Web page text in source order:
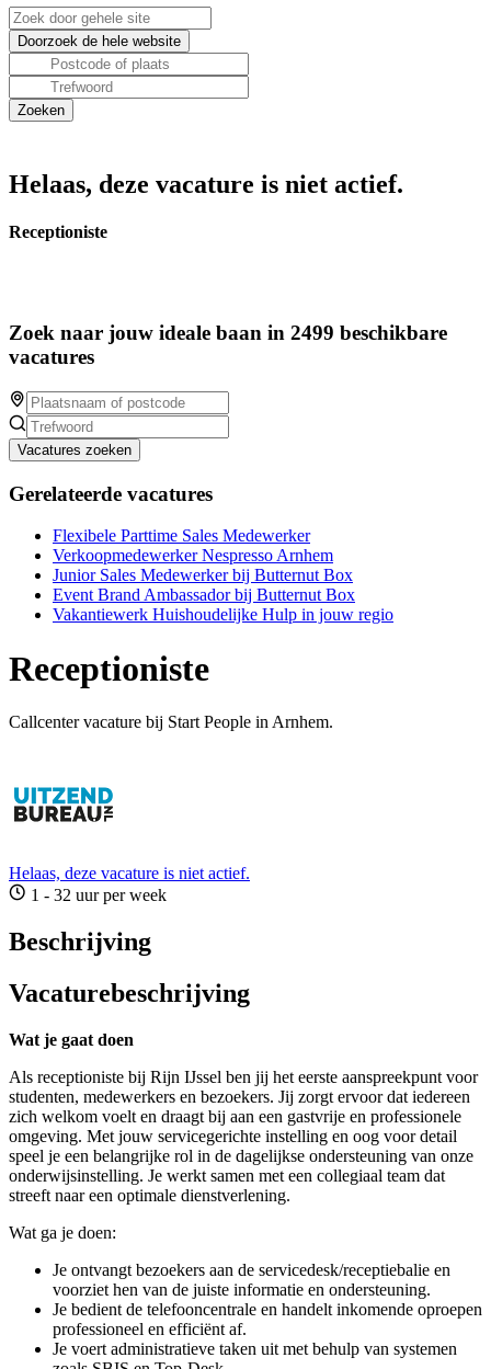
Helaas, deze vacature is niet actief.
Receptioniste
Zoek naar jouw ideale baan in 2499 beschikbare
vacatures
Vacatures zoeken
Gerelateerde vacatures
Flexibele Parttime Sales Medewerker
Verkoopmedewerker Nespresso Arnhem
Junior Sales Medewerker bij Butternut Box
Event Brand Ambassador bij Butternut Box
Vakantiewerk Huishoudelijke Hulp in jouw regio
Receptioniste
Callcenter vacature bij Start People in Arnhem.
Helaas, deze vacature is niet actief.
1 - 32 uur per week
Beschrijving
Vacaturebeschrijving
Wat je gaat doen
Als receptioniste bij Rijn IJssel ben jij het eerste aanspreekpunt voor
studenten, medewerkers en bezoekers. Jij zorgt ervoor dat iedereen
zich welkom voelt en draagt bij aan een gastvrije en professionele
omgeving. Met jouw servicegerichte instelling en oog voor detail
speel je een belangrijke rol in de dagelijkse ondersteuning van onze
onderwijsinstelling. Je werkt samen met een collegiaal team dat
streeft naar een optimale dienstverlening.
Wat ga je doen:
Je ontvangt bezoekers aan de servicedesk/receptiebalie en
voorziet hen van de juiste informatie en ondersteuning.
Je bedient de telefooncentrale en handelt inkomende oproepen
professioneel en efficiënt af.
Je voert administratieve taken uit met behulp van systemen